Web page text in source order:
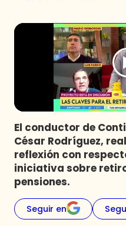
El conductor de
César Rodríguez,
reflexión con
iniciativa sobre
pensiones.
Seguir en
Programas
Club De La Comedia
Contigo en Directo
Plan Perfecto
El Tiempo
Sabingo
Todos Los